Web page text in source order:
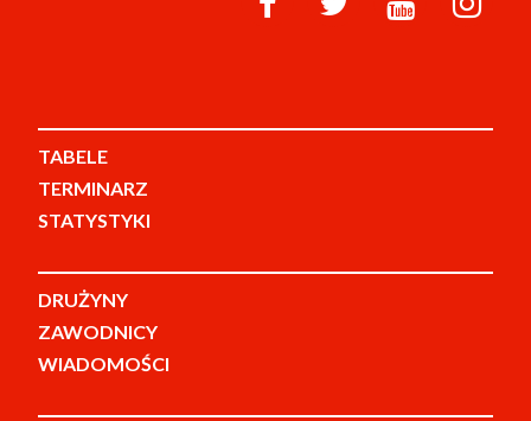
TABELE
TERMINARZ
STATYSTYKI
DRUŻYNY
ZAWODNICY
WIADOMOŚCI